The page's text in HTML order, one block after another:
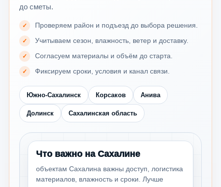
до сметы.
Проверяем район и подъезд до выбора решения.
Учитываем сезон, влажность, ветер и доставку.
Согласуем материалы и объём до старта.
Фиксируем сроки, условия и канал связи.
Южно-Сахалинск Корсаков Анива
Долинск Сахалинская область
Что важно на Сахалине
объектам Сахалина важны доступ, логистика
материалов, влажность и сроки. Лучше